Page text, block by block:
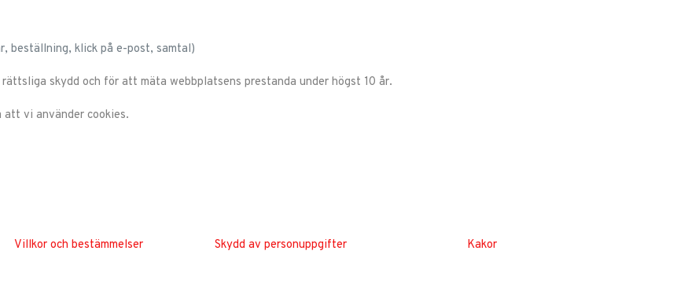
beställning, klick på e-post, samtal)
skydd och för att mäta webbplatsens prestanda under högst 10 år.
att vi använder cookies.
Villkor och bestämmelser Skydd av personuppgifter Kakor